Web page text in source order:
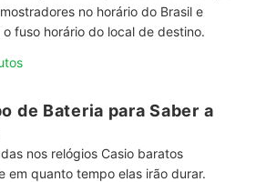
no horário do Brasil e
fuso horário do local de destino.
de Bateria para Saber a
nos relógios Casio baratos
em quanto tempo elas irão durar.